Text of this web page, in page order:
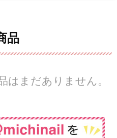
品
はまだありません。